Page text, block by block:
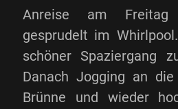
Anreise am Freitag
gesprudelt im
schöner Spaziergang
Danach Jogging an
Brünne und wieder